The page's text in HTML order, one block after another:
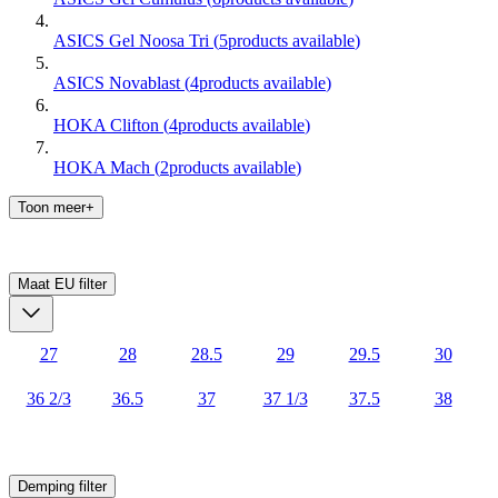
ASICS Gel Noosa Tri (5products available)
ASICS Novablast (4products available)
HOKA Clifton (4products available)
HOKA Mach (2products available)
Toon meer+
Maat EU filter
27 28 28.5 29 29.5 30
36 2/3 36.5 37 37 1/3 37.5 38
Demping filter